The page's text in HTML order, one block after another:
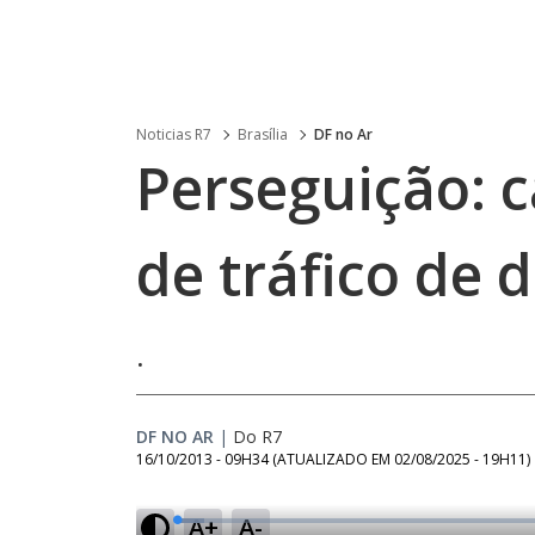
Noticias R7 Brasília DF no Ar
Perseguição:
de tráfico de
.
DF NO AR | Do R7
16/10/2013 - 09H34 (ATUALIZADO EM 02/08/2025 - 19H11)
A+ A-
L